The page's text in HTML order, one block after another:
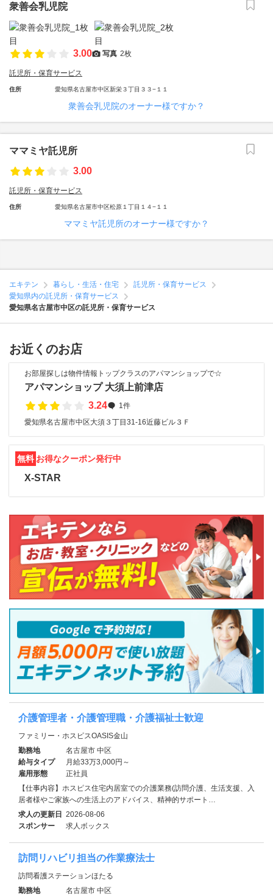
衆善会乳児院
3.00 写真 2枚
託児所・保育サービス
住所 愛知県名古屋市中区新栄３丁目３３−１１
衆善会乳児院のオーナー様ですか？
ママミヤ託児所
3.00
託児所・保育サービス
住所 愛知県名古屋市中区松原１丁目１４−１１
ママミヤ託児所のオーナー様ですか？
エキテン 暮らし・生活・住宅
託児所・保育サービス
愛知県内の託児所・保育サービス
愛知県名古屋市中区の託児所・保育サービス
お近くのお店
お部屋探しは物件情報トップクラスのアパマンショップで☆
アパマンショップ 大須上前津店
3.24
1件
愛知県名古屋市中区大須３丁目31-16近藤ビル３Ｆ
無料 お得なクーポン発行中
X-STAR
介護管理者・介護管理職・介護福祉士歓迎
ファミリー・ホスピスOASIS金山
勤務地
名古屋市 中区
給与タイプ
月給33万3,000円～
雇用形態
正社員
【仕事内容】ホスピス住宅内居室での介護業務(訪問介護、生活支援、入
居者様やご家族への生活上のアドバイス、精神的サポート…
求人の更新日 2026-08-06
スポンサー
求人ボックス
訪問リハビリ担当の作業療法士
訪問看護ステーションほたる
勤務地
名古屋市 中区